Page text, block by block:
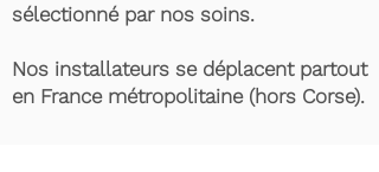
sélectionné par nos soins.
Nos installateurs se déplacent partout
en France métropolitaine (hors Corse).